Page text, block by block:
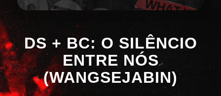
DS + BC: O SILÊNCIO
ENTRE NÓS
(WANGSEJABIN)